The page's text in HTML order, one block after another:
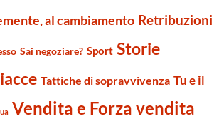
al cambiamento Retribuzioni
Sai negoziare? Sport Storie
Tattiche di sopravvivenza Tu e il
Vendita e Forza vendita